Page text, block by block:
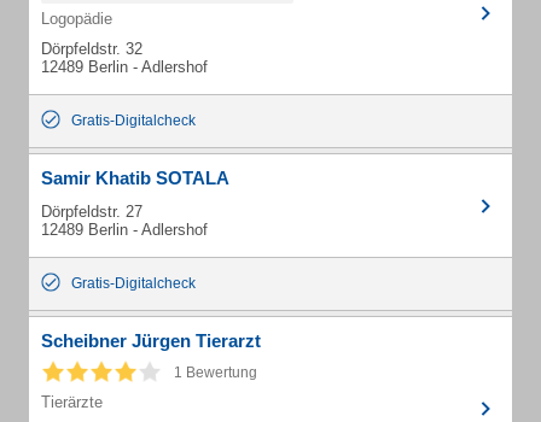
Logopädie
Dörpfeldstr. 32
12489 Berlin - Adlershof
Gratis-Digitalcheck
Samir Khatib SOTALA
Dörpfeldstr. 27
12489 Berlin - Adlershof
Gratis-Digitalcheck
Scheibner Jürgen Tierarzt
1 Bewertung
Tierärzte